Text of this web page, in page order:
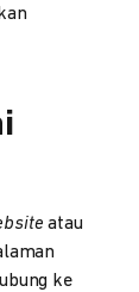
atau
ke